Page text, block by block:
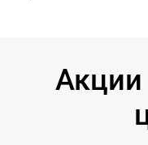
Акции